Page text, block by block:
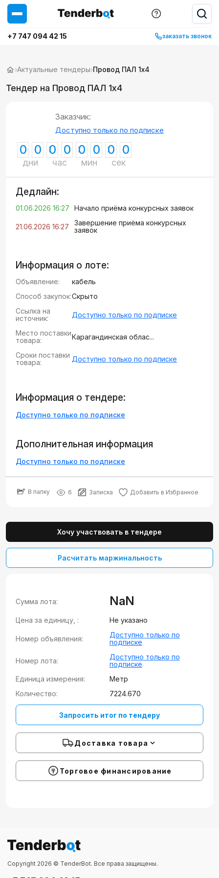
+7 747 094 42 15 заказать звонок
›Актуальные тендеры›Провод ПАЛ 1х4
Тендер на Провод ПАЛ 1х4
Заказчик:
Доступно только по подписке
0 0
дни
0 0
час
0 0
мин
0 0
сек
Дедлайн:
01.06.2026 16:27 Начало приёма конкурсных заявок
21.06.2026 16:27
Завершение приёма конкурсных
заявок
Информация о лоте:
Объявление:
кабель
Способ закупок:Скрыто
Ссылка на
источник:
Доступно только по подписке
Место поставки
товара:
Карагандинская облас...
Сроки поставки
товара:
Доступно только по подписке
Информация о тендере:
Доступно только по подписке
Дополнительная информация
Доступно только по подписке
В папку 6 Записка Добавить в Избранное
Хочу участвовать в тендере
Расчитать маржинальность
Сумма лота: NaN
Цена за единицу, : Не указано
Номер объявления:
Доступно только по
подписке
Номер лота:
Доступно только по
подписке
Единица измерения:
Метр
Количество:
7224.670
Запросить итог по тендеру
Доставка товара
Торговое финансирование
Copyright 2026 © TenderBot. Все права защищены.